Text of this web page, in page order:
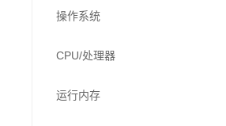
操作系统
CPU/处理器
运行内存